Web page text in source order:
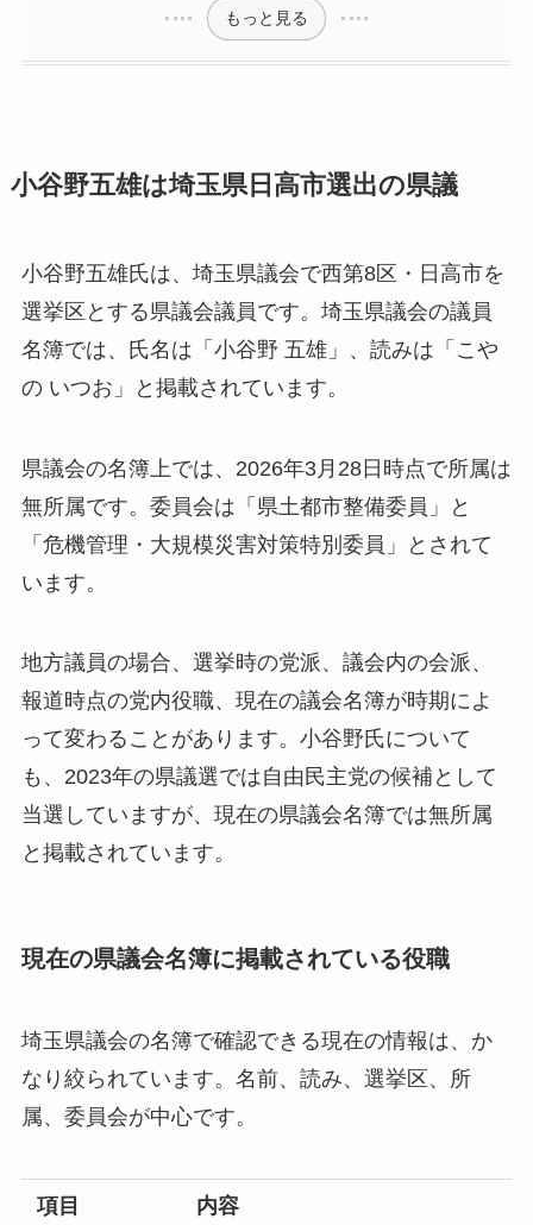
もっと見る
小谷野五雄は埼玉県日高市選出の県議
小谷野五雄氏は、埼玉県議会で西第8区・日高市を
選挙区とする県議会議員です。埼玉県議会の議員
名簿では、氏名は「小谷野 五雄」、読みは「こや
の いつお」と掲載されています。
県議会の名簿上では、2026年3月28日時点で所属は
無所属です。委員会は「県土都市整備委員」と
「危機管理・大規模災害対策特別委員」とされて
います。
地方議員の場合、選挙時の党派、議会内の会派、
報道時点の党内役職、現在の議会名簿が時期によ
って変わることがあります。小谷野氏について
も、2023年の県議選では自由民主党の候補として
当選していますが、現在の県議会名簿では無所属
と掲載されています。
現在の県議会名簿に掲載されている役職
埼玉県議会の名簿で確認できる現在の情報は、か
なり絞られています。名前、読み、選挙区、所
属、委員会が中心です。
項目 内容